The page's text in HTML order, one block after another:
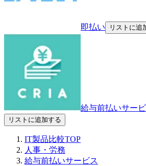
即払い リストに追
給与前払いサー
リストに追加する
IT製品比較TOP
人事・労務
給与前払いサービス